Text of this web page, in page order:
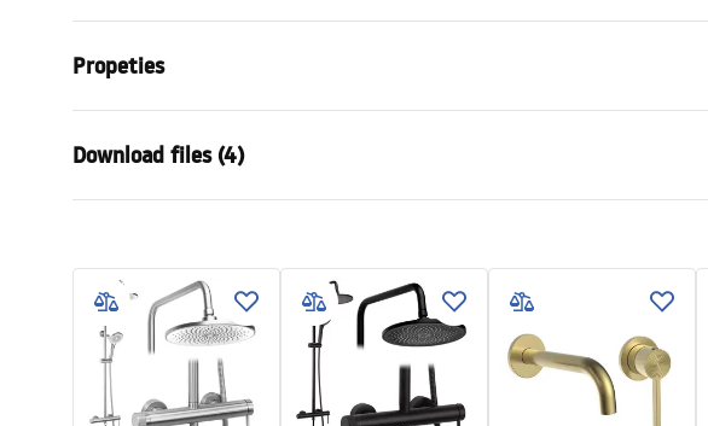
Propeties
Installation method
Colour
Brush Copper
Material
Spout range
175
Height
mm
Technology
PVD
Download files (4)
Faucet.pdf manual podt.pdf
Pielęgnacja.pdf
Warranty Terms and
Conditions
Warranty_Terms_and_Conditions_